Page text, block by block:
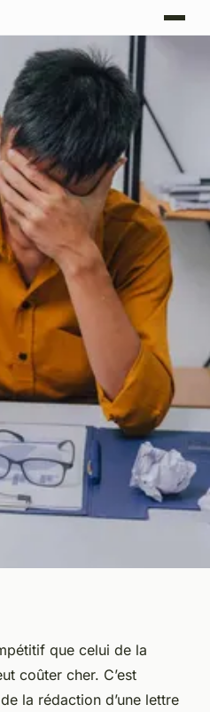
lors de la
lettre de
que celui de la
coûter cher. C’est
la rédaction d’une lettre